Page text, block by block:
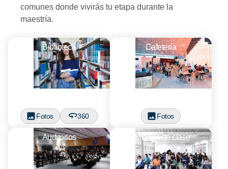
comunes donde vivirás tu etapa durante la
maestría.
Biblioteca
Fotos 360
Cafetería
Fotos
Auditorios Salones de clase